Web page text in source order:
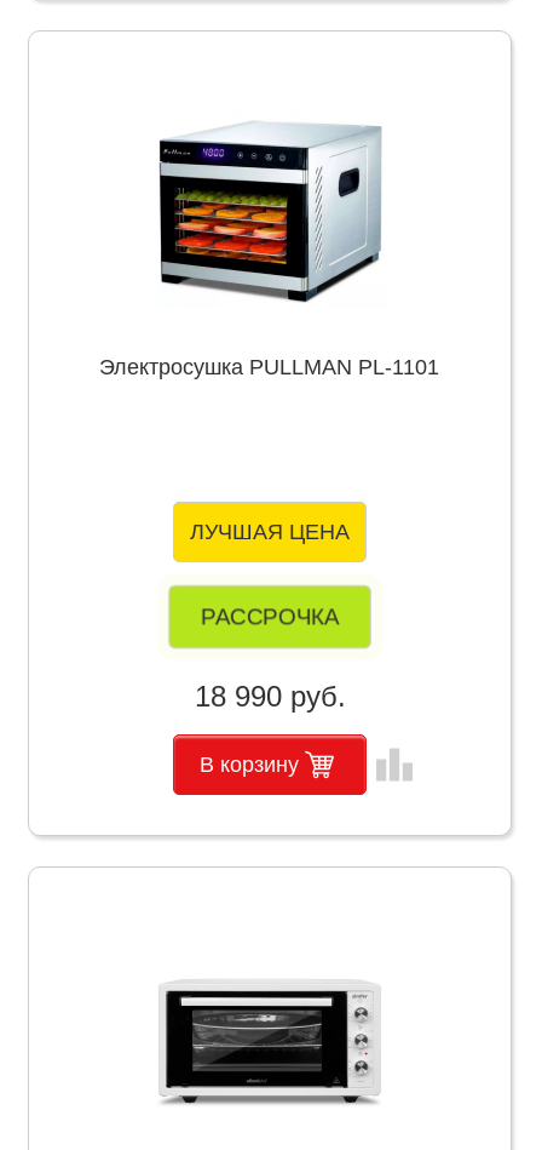
Электросушка PULLMAN PL-1101
ЛУЧШАЯ ЦЕНА
РАССРОЧКА
18 990 руб.
В корзину leaderboard